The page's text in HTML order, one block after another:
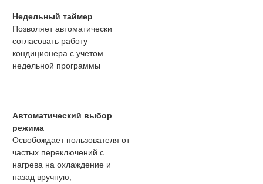
Недельный таймер
Позволяет автоматически
согласовать работу
кондиционера с учетом
недельной программы
Автоматический выбор
режима
Освобождает пользователя от
частых переключений с
нагрева на охлаждение и
назад вручную,